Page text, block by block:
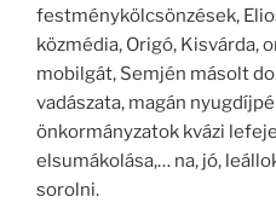
festménykölcsönzések,
közmédia, Origó, Kisvárda,
mobilgát, Semjén másolt
vadászata, magán
önkormányzatok kvázi
elsumákolása,… na, jó,
sorolni.